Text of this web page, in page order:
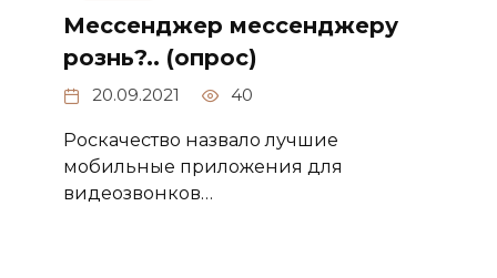
Мессенджер мессенджеру
рознь?.. (опрос)
20.09.2021 40
Роскачество назвало лучшие
мобильные приложения для
видеозвонков…